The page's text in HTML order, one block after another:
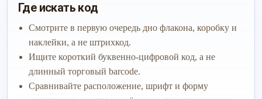
Где искать код
Смотрите в первую очередь дно флакона, коробку и
наклейки, а не штрихкод.
Ищите короткий буквенно-цифровой код, а не
длинный торговый barcode.
Сравнивайте расположение, шрифт и форму